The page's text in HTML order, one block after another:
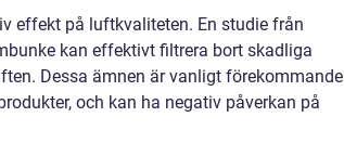
effekt på luftkvaliteten. En studie från
kan effektivt filtrera bort skadliga
Dessa ämnen är vanligt förekommande
och kan ha negativ påverkan på